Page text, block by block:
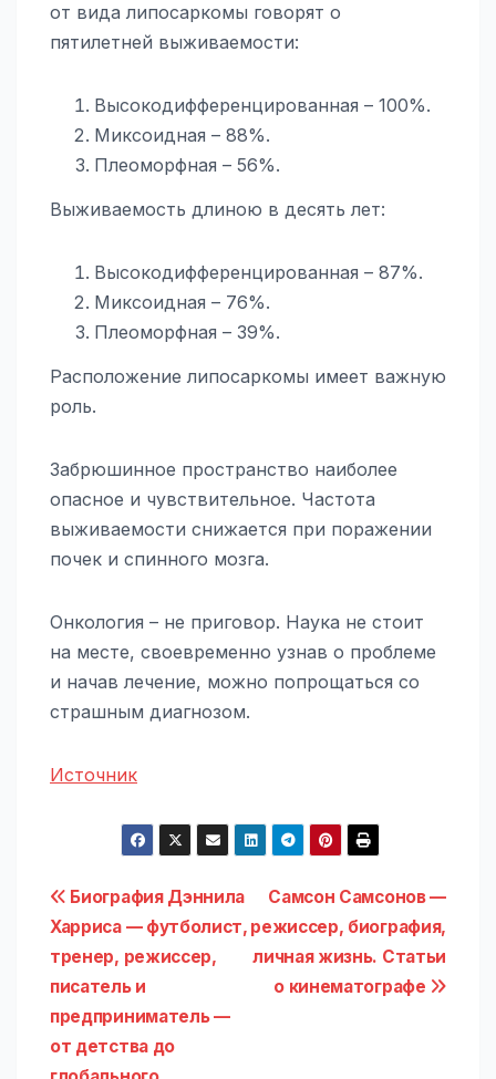
от вида липосаркомы говорят о
пятилетней выживаемости:
Высокодифференцированная – 100%.
Миксоидная – 88%.
Плеоморфная – 56%.
Выживаемость длиною в десять лет:
Высокодифференцированная – 87%.
Миксоидная – 76%.
Плеоморфная – 39%.
Расположение липосаркомы имеет важную
роль.
Забрюшинное пространство наиболее
опасное и чувствительное. Частота
выживаемости снижается при поражении
почек и спинного мозга.
Онкология – не приговор. Наука не стоит
на месте, своевременно узнав о проблеме
и начав лечение, можно попрощаться со
страшным диагнозом.
Источник
Навигация
по
записям
Самсон Самсонов —
режиссер, биография,
личная жизнь. Статьи
о кинематографе
Биография Дэннила
Харриса — футболист,
тренер, режиссер,
писатель и
предприниматель —
от детства до